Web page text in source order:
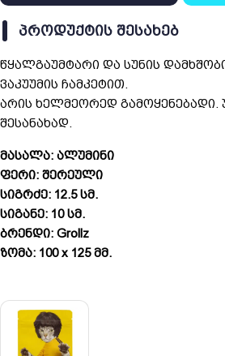
ᲞᲠᲝᲓᲣᲥᲢᲘᲡ ᲨᲔᲡᲐᲮᲔᲑ
წყალგაუმტარი და სუნის
ვაკუუმის ჩამკეტით.
არის ხელმეორედ გამოყენებადი.
შესანახად.
მასალა: ალუმინი
ფერი: შერეული
სიგრძე: 12.5 სმ.
სიგანე: 10 სმ.
ბრენდი: Grollz
ზომა: 100 x 125 მმ.